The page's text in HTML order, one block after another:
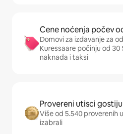
Cene noćenja počev
Domovi za izdavanje za
Kuressaare počinju od 30
naknada i taksi
Provereni utisci gostiju
Više od 5.540 proverenih
izabrali